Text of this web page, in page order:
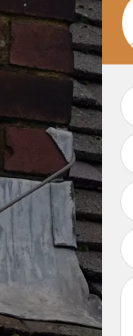
Ramonage de
cheminée 62 Pas-
de-Calais